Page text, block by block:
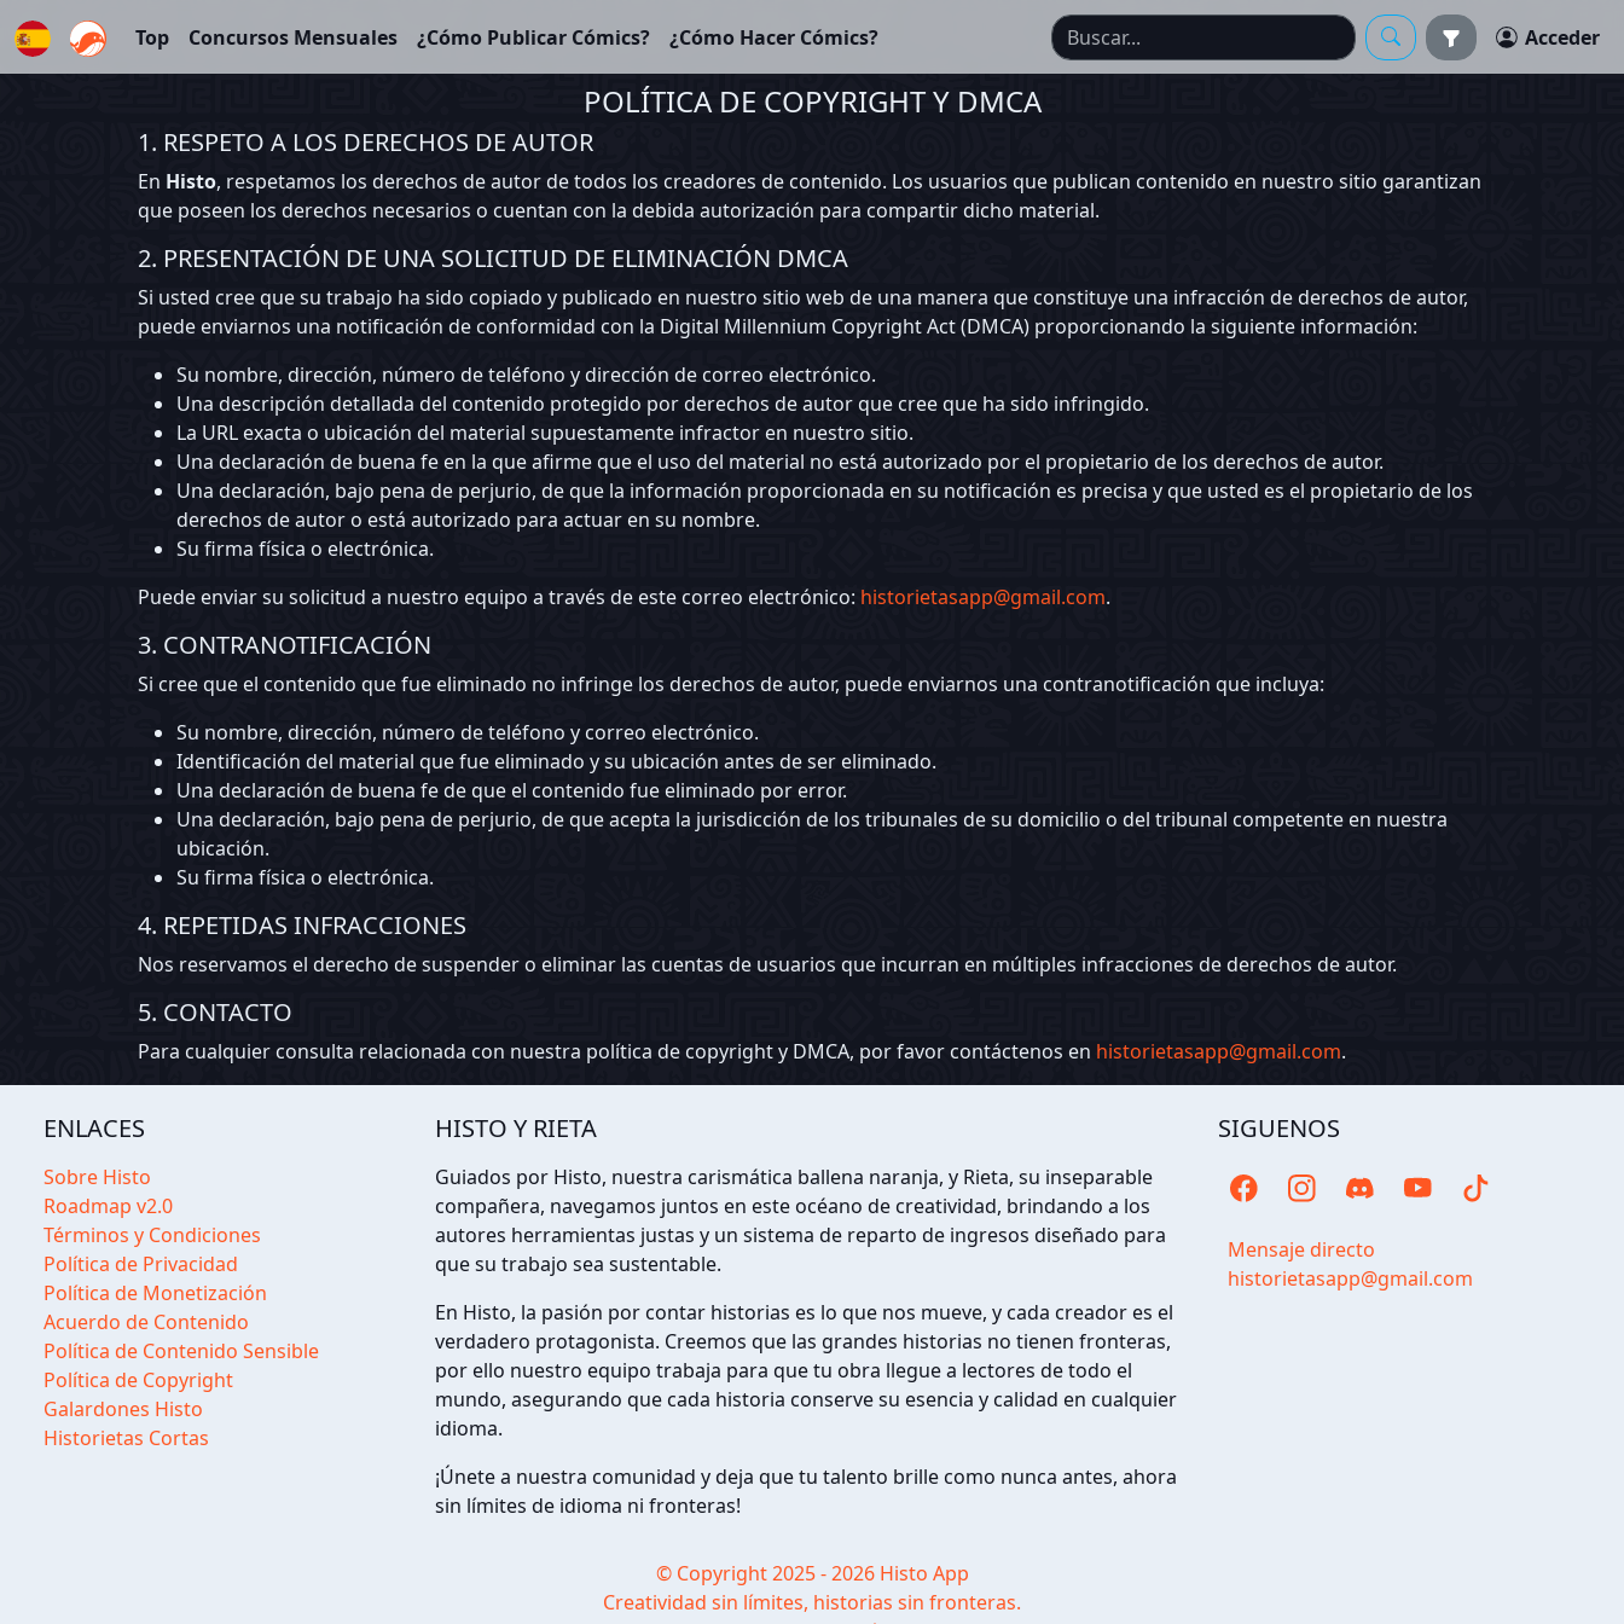
Español
Top Concursos Mensuales ¿Cómo Publicar Cómics? ¿Cómo Hacer Cómics? Acceder
POLÍTICA DE COPYRIGHT Y DMCA
1. RESPETO A LOS DERECHOS DE AUTOR
En Histo, respetamos los derechos de autor de todos los creadores de contenido. Los usuarios que publican contenido en nuestro sitio garantizan
que poseen los derechos necesarios o cuentan con la debida autorización para compartir dicho material.
2. PRESENTACIÓN DE UNA SOLICITUD DE ELIMINACIÓN DMCA
Si usted cree que su trabajo ha sido copiado y publicado en nuestro sitio web de una manera que constituye una infracción de derechos de autor,
puede enviarnos una notificación de conformidad con la Digital Millennium Copyright Act (DMCA) proporcionando la siguiente información:
Su nombre, dirección, número de teléfono y dirección de correo electrónico.
Una descripción detallada del contenido protegido por derechos de autor que cree que ha sido infringido.
La URL exacta o ubicación del material supuestamente infractor en nuestro sitio.
Una declaración de buena fe en la que afirme que el uso del material no está autorizado por el propietario de los derechos de autor.
Una declaración, bajo pena de perjurio, de que la información proporcionada en su notificación es precisa y que usted es el propietario de los
derechos de autor o está autorizado para actuar en su nombre.
Su firma física o electrónica.
Puede enviar su solicitud a nuestro equipo a través de este correo electrónico: historietasapp@gmail.com.
3. CONTRANOTIFICACIÓN
Si cree que el contenido que fue eliminado no infringe los derechos de autor, puede enviarnos una contranotificación que incluya:
Su nombre, dirección, número de teléfono y correo electrónico.
Identificación del material que fue eliminado y su ubicación antes de ser eliminado.
Una declaración de buena fe de que el contenido fue eliminado por error.
Una declaración, bajo pena de perjurio, de que acepta la jurisdicción de los tribunales de su domicilio o del tribunal competente en nuestra
ubicación.
Su firma física o electrónica.
4. REPETIDAS INFRACCIONES
Nos reservamos el derecho de suspender o eliminar las cuentas de usuarios que incurran en múltiples infracciones de derechos de autor.
5. CONTACTO
Para cualquier consulta relacionada con nuestra política de copyright y DMCA, por favor contáctenos en historietasapp@gmail.com.
ENLACES
Sobre Histo
Roadmap v2.0
Términos y Condiciones
Política de Privacidad
Política de Monetización
Acuerdo de Contenido
Política de Contenido Sensible
Política de Copyright
Galardones Histo
Historietas Cortas
HISTO Y RIETA
Guiados por Histo, nuestra carismática ballena naranja, y Rieta, su inseparable
compañera, navegamos juntos en este océano de creatividad, brindando a los
autores herramientas justas y un sistema de reparto de ingresos diseñado para
que su trabajo sea sustentable.
En Histo, la pasión por contar historias es lo que nos mueve, y cada creador es el
verdadero protagonista. Creemos que las grandes historias no tienen fronteras,
por ello nuestro equipo trabaja para que tu obra llegue a lectores de todo el
mundo, asegurando que cada historia conserve su esencia y calidad en cualquier
idioma.
¡Únete a nuestra comunidad y deja que tu talento brille como nunca antes, ahora
sin límites de idioma ni fronteras!
SIGUENOS
Mensaje directo
historietasapp@gmail.com
© Copyright 2025 - 2026 Histo App
Creatividad sin límites, historias sin fronteras.